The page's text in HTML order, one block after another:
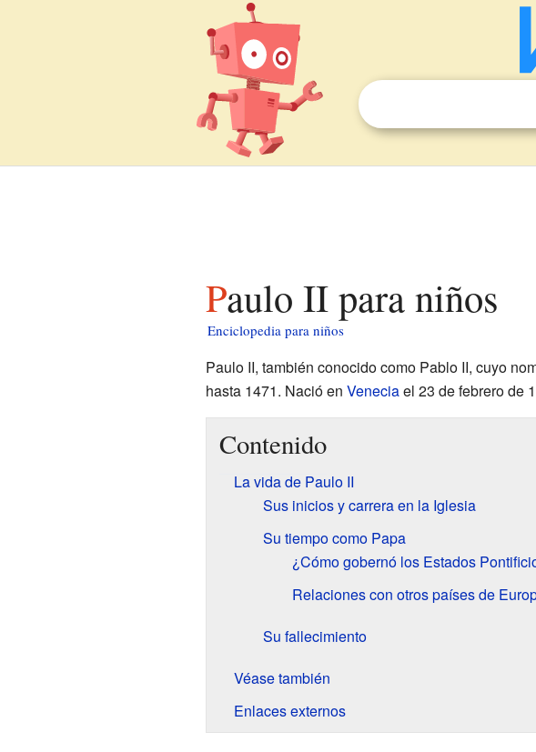
Paulo II para niños
Enciclopedia para niños
Paulo II, también conocido como Pablo II, cuyo
hasta 1471. Nació en Veneciael 23 de febrero de
Contenido
La vida de Paulo II
Sus inicios y carrera en la Iglesia
Su tiempo como Papa
¿Cómo gobernó los Estados
Relaciones con otros países de
Su fallecimiento
Véase también
Enlaces externos